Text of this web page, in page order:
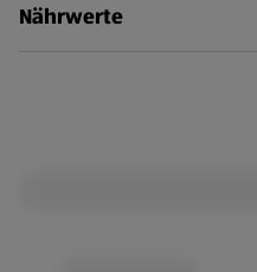
Nährwerte